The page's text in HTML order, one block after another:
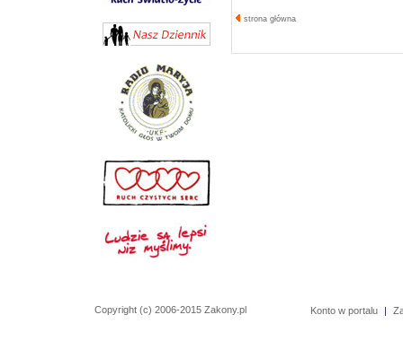
strona główna
Copyright (c) 2006-2015 Zakony.pl Konto w portalu |